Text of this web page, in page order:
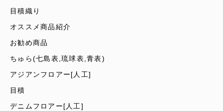
目積織り
オススメ商品紹介
お勧め商品
ちゅら(七島表,琉球表,青表)
アジアンフロアー[人工]
目積
デニムフロアー[人工]